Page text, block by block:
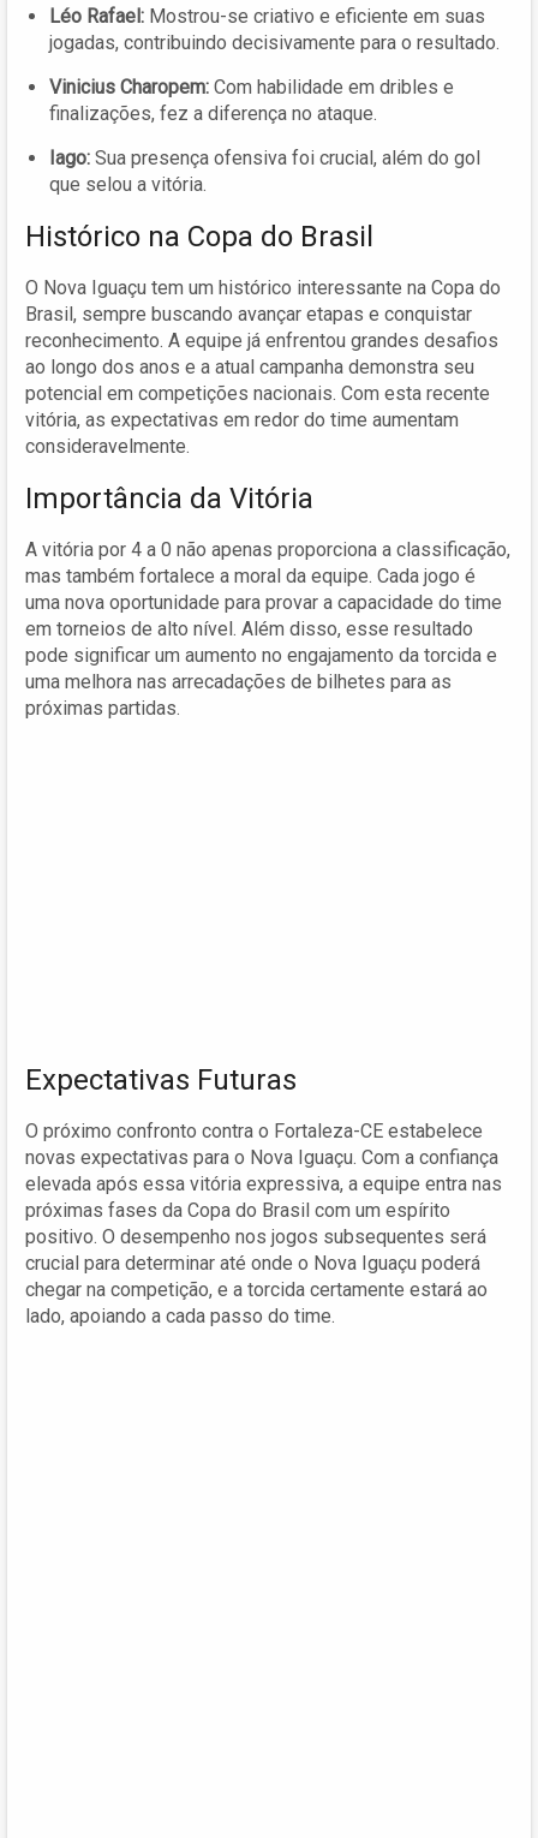
Léo Rafael: Mostrou-se criativo e eficiente em suas
jogadas, contribuindo decisivamente para o resultado.
Vinicius Charopem: Com habilidade em dribles e
finalizações, fez a diferença no ataque.
Iago: Sua presença ofensiva foi crucial, além do gol
que selou a vitória.
Histórico na Copa do Brasil
O Nova Iguaçu tem um histórico interessante na Copa do
Brasil, sempre buscando avançar etapas e conquistar
reconhecimento. A equipe já enfrentou grandes desafios
ao longo dos anos e a atual campanha demonstra seu
potencial em competições nacionais. Com esta recente
vitória, as expectativas em redor do time aumentam
consideravelmente.
Importância da Vitória
A vitória por 4 a 0 não apenas proporciona a classificação,
mas também fortalece a moral da equipe. Cada jogo é
uma nova oportunidade para provar a capacidade do time
em torneios de alto nível. Além disso, esse resultado
pode significar um aumento no engajamento da torcida e
uma melhora nas arrecadações de bilhetes para as
próximas partidas.
Expectativas Futuras
O próximo confronto contra o Fortaleza-CE estabelece
novas expectativas para o Nova Iguaçu. Com a confiança
elevada após essa vitória expressiva, a equipe entra nas
próximas fases da Copa do Brasil com um espírito
positivo. O desempenho nos jogos subsequentes será
crucial para determinar até onde o Nova Iguaçu poderá
chegar na competição, e a torcida certamente estará ao
lado, apoiando a cada passo do time.